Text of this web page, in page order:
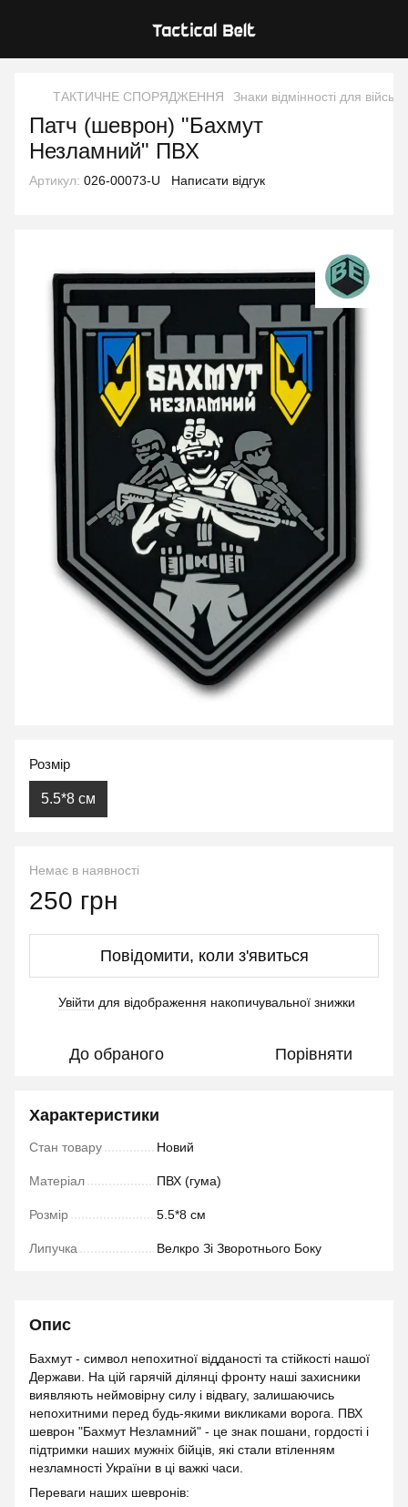
ТАКТИЧНЕ СПОРЯДЖЕННЯ Знаки відмінності для
Патч (шеврон) "Бахмут
Незламний" ПВХ
Артикул: 026-00073-U Написати відгук
Розмір
5.5*8 см
Немає в наявності
250 грн
Повідомити, коли з'явиться
Увійти для відображення накопичувальної знижки
До обраного Порівняти
Характеристики
Стан товару Новий
Матеріал ПВХ (гума)
Розмір 5.5*8 см
Липучка Велкро Зі Зворотнього Боку
Опис
Бахмут - символ непохитної відданості та стійкості нашої
Держави. На цій гарячій ділянці фронту наші захисники
виявляють неймовірну силу і відвагу, залишаючись
непохитними перед будь-якими викликами ворога. ПВХ
шеврон "Бахмут Незламний" - це знак пошани, гордості і
підтримки наших мужніх бійців, які стали втіленням
незламності України в ці важкі часи.
Переваги наших шевронів: